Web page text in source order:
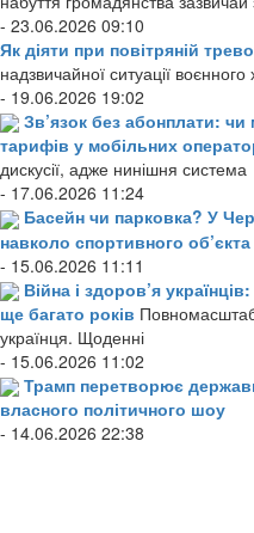
- 23.06.2026 09:10
Як діяти при повітряній
надзвичайної ситуації воєнного
- 19.06.2026 19:02
Зв’язок без абонплати: чи
тарифів у мобільних
дискусії, адже нинішня система
- 17.06.2026 11:24
Басейн чи парковка? У
навколо спортивного об’єкта
- 15.06.2026 11:11
Війна і здоров’я
ще багато років
українця. Щоденні
- 15.06.2026 11:02
Трамп перетворює
власного політичного шоу
- 14.06.2026 22:38